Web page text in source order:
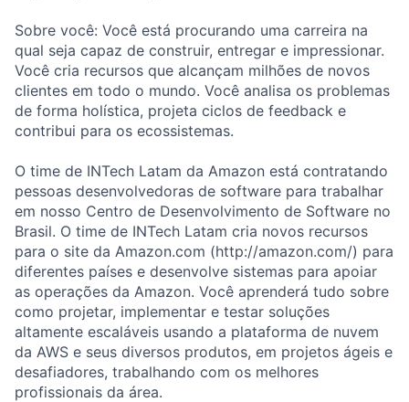
Sobre você: Você está procurando uma carreira na
qual seja capaz de construir, entregar e impressionar.
Você cria recursos que alcançam milhões de novos
clientes em todo o mundo. Você analisa os problemas
de forma holística, projeta ciclos de feedback e
contribui para os ecossistemas.
O time de INTech Latam da Amazon está contratando
pessoas desenvolvedoras de software para trabalhar
em nosso Centro de Desenvolvimento de Software no
Brasil. O time de INTech Latam cria novos recursos
para o site da Amazon.com (http://amazon.com/) para
diferentes países e desenvolve sistemas para apoiar
as operações da Amazon. Você aprenderá tudo sobre
como projetar, implementar e testar soluções
altamente escaláveis usando a plataforma de nuvem
da AWS e seus diversos produtos, em projetos ágeis e
desafiadores, trabalhando com os melhores
profissionais da área.